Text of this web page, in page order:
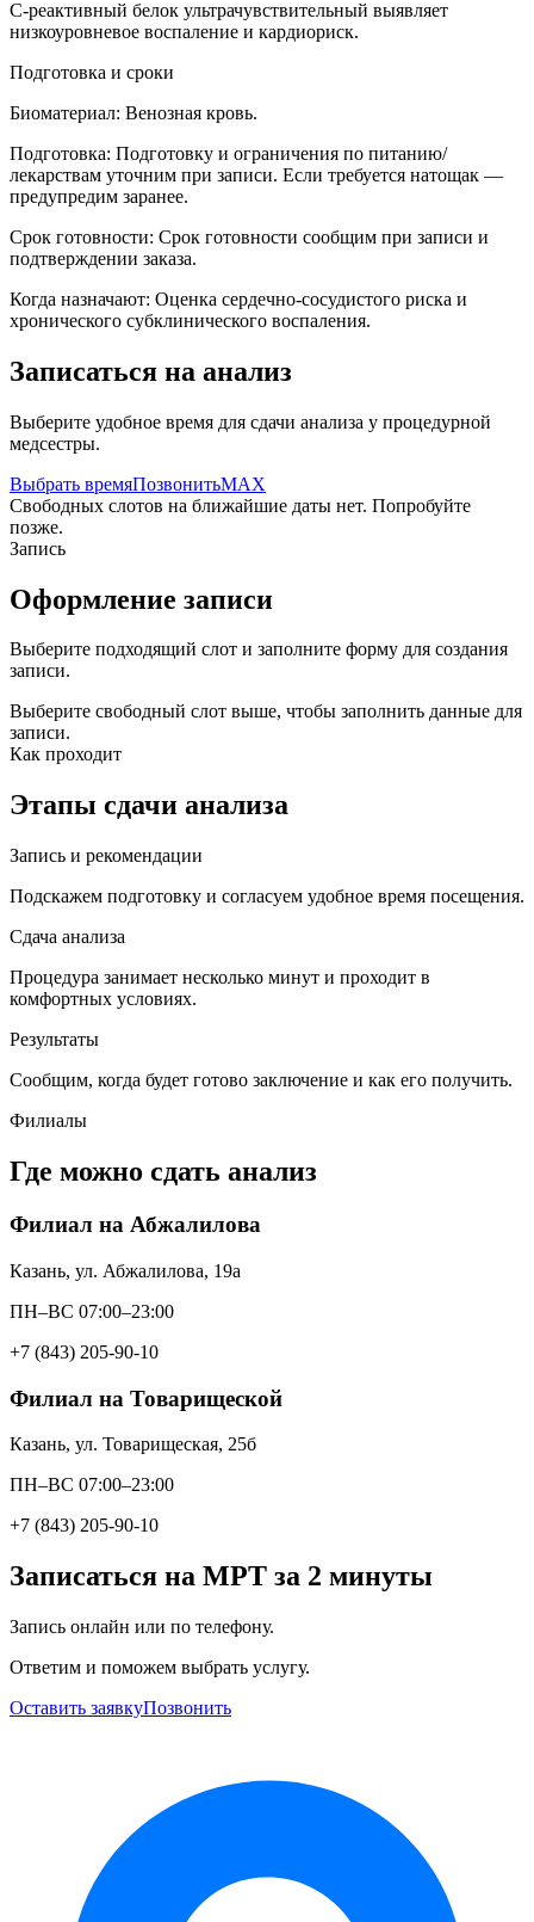
С-реактивный белок ультрачувствительный выявляет
низкоуровневое воспаление и кардиориск.
Подготовка и сроки
Биоматериал: Венозная кровь.
Подготовка: Подготовку и ограничения по питанию/
лекарствам уточним при записи. Если требуется натощак —
предупредим заранее.
Срок готовности: Срок готовности сообщим при записи и
подтверждении заказа.
Когда назначают: Оценка сердечно-сосудистого риска и
хронического субклинического воспаления.
Записаться на анализ
Выберите удобное время для сдачи анализа у процедурной
медсестры.
Выбрать времяПозвонитьMAX
Свободных слотов на ближайшие даты нет. Попробуйте
позже.
Запись
Оформление записи
Выберите подходящий слот и заполните форму для создания
записи.
Выберите свободный слот выше, чтобы заполнить данные для
записи.
Как проходит
Этапы сдачи анализа
Запись и рекомендации
Подскажем подготовку и согласуем удобное время посещения.
Сдача анализа
Процедура занимает несколько минут и проходит в
комфортных условиях.
Результаты
Сообщим, когда будет готово заключение и как его получить.
Филиалы
Где можно сдать анализ
Филиал на Абжалилова
Казань, ул. Абжалилова, 19а
ПН–ВС 07:00–23:00
+7 (843) 205-90-10
Филиал на Товарищеской
Казань, ул. Товарищеская, 25б
ПН–ВС 07:00–23:00
+7 (843) 205-90-10
Записаться на МРТ за 2 минуты
Запись онлайн или по телефону.
Ответим и поможем выбрать услугу.
Оставить заявкуПозвонить